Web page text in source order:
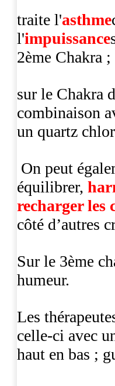
traite l'asthme
l'impuissance
2ème Chakra ;
sur le Chakra
combinaison
un quartz
On peut
équilibrer,
recharger les
côté d’autres
Sur le 3ème
humeur.
Les
celle-ci avec
haut en bas ;